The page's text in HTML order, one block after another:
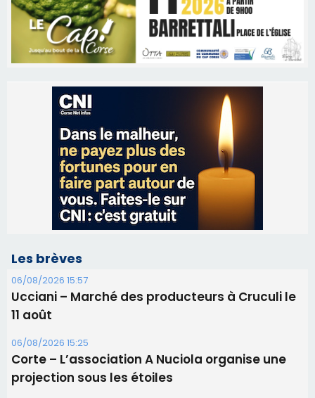
Les brèves
06/08/2026 15:57
Ucciani – Marché des producteurs à Cruculi le
11 août
06/08/2026 15:25
Corte – L’association A Nuciola organise une
projection sous les étoiles